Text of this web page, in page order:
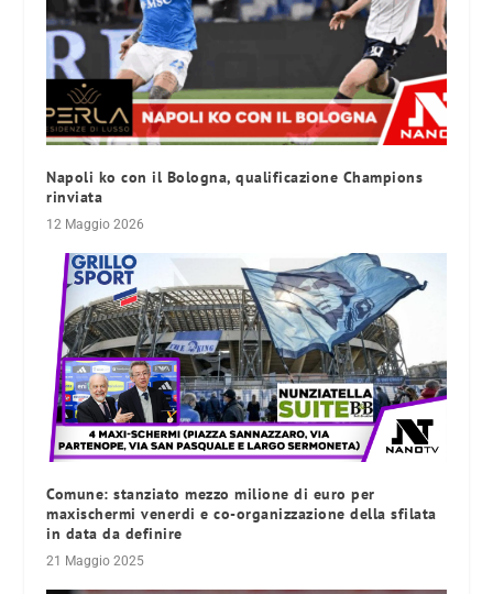
Napoli ko con il Bologna, qualificazione Champions
rinviata
12 Maggio 2026
Comune: stanziato mezzo milione di euro per
maxischermi venerdi e co-organizzazione della sfilata
in data da definire
21 Maggio 2025